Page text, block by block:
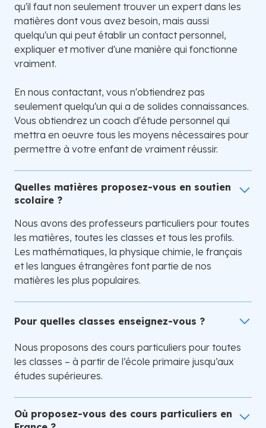
qu'il faut non seulement trouver un expert dans les
matières dont vous avez besoin, mais aussi
quelqu'un qui peut établir un contact personnel,
expliquer et motiver d'une manière qui fonctionne
vraiment.
En nous contactant, vous n'obtiendrez pas
seulement quelqu'un qui a de solides connaissances.
Vous obtiendrez un coach d'étude personnel qui
mettra en oeuvre tous les moyens nécessaires pour
permettre à votre enfant de vraiment réussir.
Quelles matières proposez-vous en soutien
scolaire ?
Nous avons des professeurs particuliers pour toutes
les matières, toutes les classes et tous les profils.
Les mathématiques, la physique chimie, le français
et les langues étrangères font partie de nos
matières les plus populaires.
Pour quelles classes enseignez-vous ?
Nous proposons des cours particuliers pour toutes
les classes – à partir de l’école primaire jusqu’aux
études supérieures.
Où proposez-vous des cours particuliers en